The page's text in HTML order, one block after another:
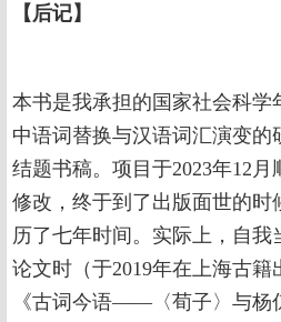
【 后记】
本书是我承担的国家社会科学
中语词替换与汉语词汇演变的
结题书稿。项目于2023年12
修改，终于到了出版面世的时
历了七年时间。实际上，自我
论文时（于2019年在上海古
《古词今语——〈荀子〉与杨